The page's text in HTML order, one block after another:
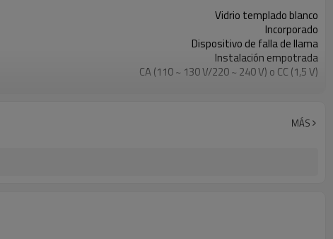
Vidrio templado blanco
Incorporado
Dispositivo de falla de llama
Instalación empotrada
CA (110 ~ 130 V/220 ~ 240 V) o CC (1,5 V)
OEM/ODM
MÁS